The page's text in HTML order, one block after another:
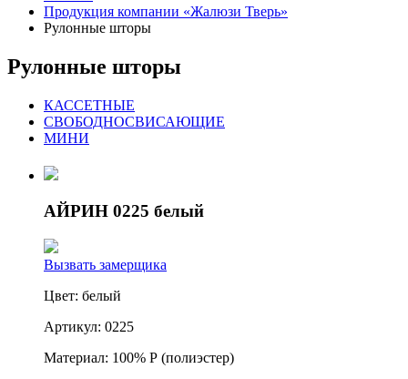
Продукция компании «Жалюзи Тверь»
Рулонные шторы
Рулонные шторы
КАССЕТНЫЕ
СВОБОДНОСВИСАЮЩИЕ
МИНИ
АЙРИН 0225 белый
Вызвать замерщика
Цвет: белый
Артикул: 0225
Материал: 100% Р (полиэстер)